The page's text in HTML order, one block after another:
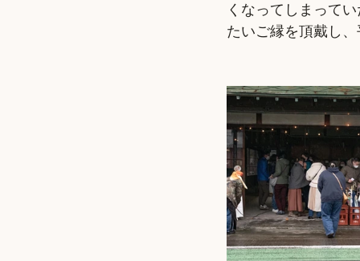
くなってしまって
たいご縁を頂戴し